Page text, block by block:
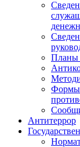
Планы
Формы
Антитеррор